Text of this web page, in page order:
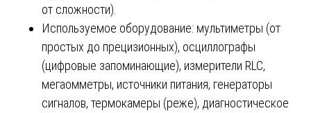
от сложности).
Используемое оборудование: мультиметры (от
простых до прецизионных), осциллографы
(цифровые запоминающие), измерители RLC,
мегаомметры, источники питания, генераторы
сигналов, термокамеры (реже), диагностическое